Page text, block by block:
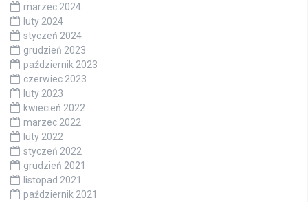
marzec 2024
luty 2024
styczeń 2024
grudzień 2023
październik 2023
czerwiec 2023
luty 2023
kwiecień 2022
marzec 2022
luty 2022
styczeń 2022
grudzień 2021
listopad 2021
październik 2021